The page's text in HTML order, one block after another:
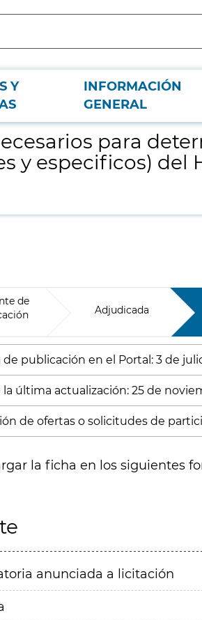
Y
INFORMACIÓN
GENERAL
(ac anticelulares y especificos) del
para
y especificos) del
de
Adjudicada
de publicación en el Portal: 3 de
última actualización: 25 de
de ofertas o solicitudes de
la ficha en los siguientes
anunciada a licitación